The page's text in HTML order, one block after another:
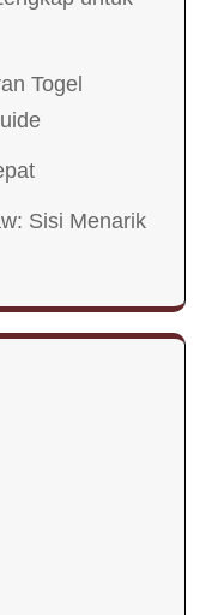
Togel
Sisi Menarik